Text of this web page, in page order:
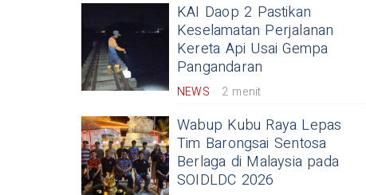
KAI Daop 2 Pastikan
Keselamatan Perjalanan
Kereta Api Usai Gempa
Pangandaran
NEWS 2 menit
Wabup Kubu Raya Lepas
Tim Barongsai Sentosa
Berlaga di Malaysia pada
SOIDLDC 2026